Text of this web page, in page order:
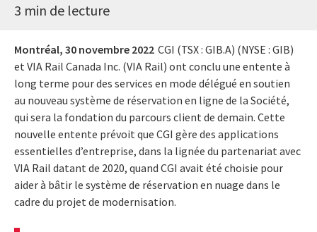
3 min de lecture
Montréal, 30 novembre 2022 CGI (TSX : GIB.A) (NYSE : GIB)
et VIA Rail Canada Inc. (VIA Rail) ont conclu une entente à
long terme pour des services en mode délégué en soutien
au nouveau système de réservation en ligne de la Société,
qui sera la fondation du parcours client de demain. Cette
nouvelle entente prévoit que CGI gère des applications
essentielles d’entreprise, dans la lignée du partenariat avec
VIA Rail datant de 2020, quand CGI avait été choisie pour
aider à bâtir le système de réservation en nuage dans le
cadre du projet de modernisation.